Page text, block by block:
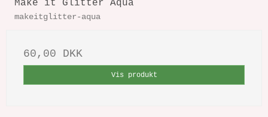
Make it Glitter Aqua
makeitglitter-aqua
60,00 DKK
Vis produkt